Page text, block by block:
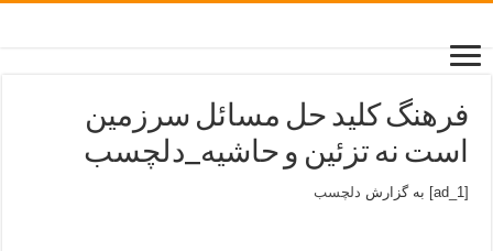
فرهنگ کلید حل مسائل سرزمین
است نه تزئین و حاشیه_دلچسب
[ad_1] به گزارش دلچسب